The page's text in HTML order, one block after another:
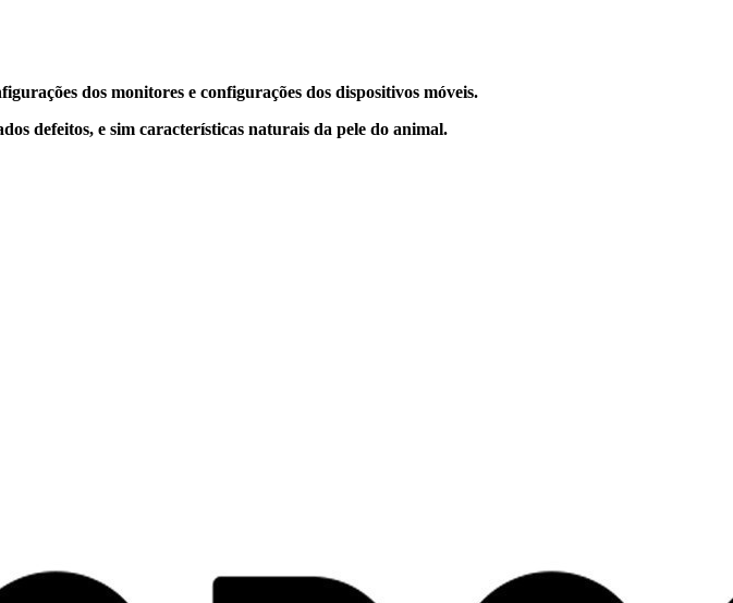
dos monitores e configurações dos dispositivos móveis.
defeitos, e sim características naturais da pele do animal.